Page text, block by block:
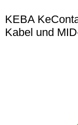
KEBA
Kabel und